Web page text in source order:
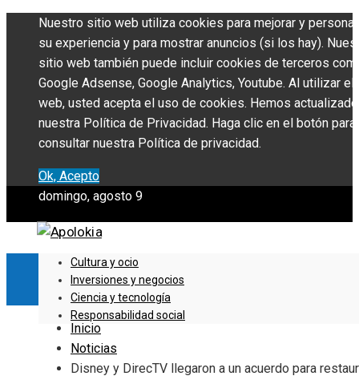
Nuestro sitio web utiliza cookies para mejorar y
su experiencia y para mostrar anuncios (si los hay).
sitio web también puede incluir cookies de terceros
Google Adsense, Google Analytics, Youtube. Al utilizar
web, usted acepta el uso de cookies. Hemos actualizado
nuestra Política de Privacidad. Haga clic en el botón para
consultar nuestra Política de privacidad.
Ok, Acepto
domingo, agosto 9
Cultura y ocio
Inversiones y negocios
Ciencia y tecnología
Responsabilidad social
Inicio
Noticias
Disney y DirecTV llegaron a un acuerdo para